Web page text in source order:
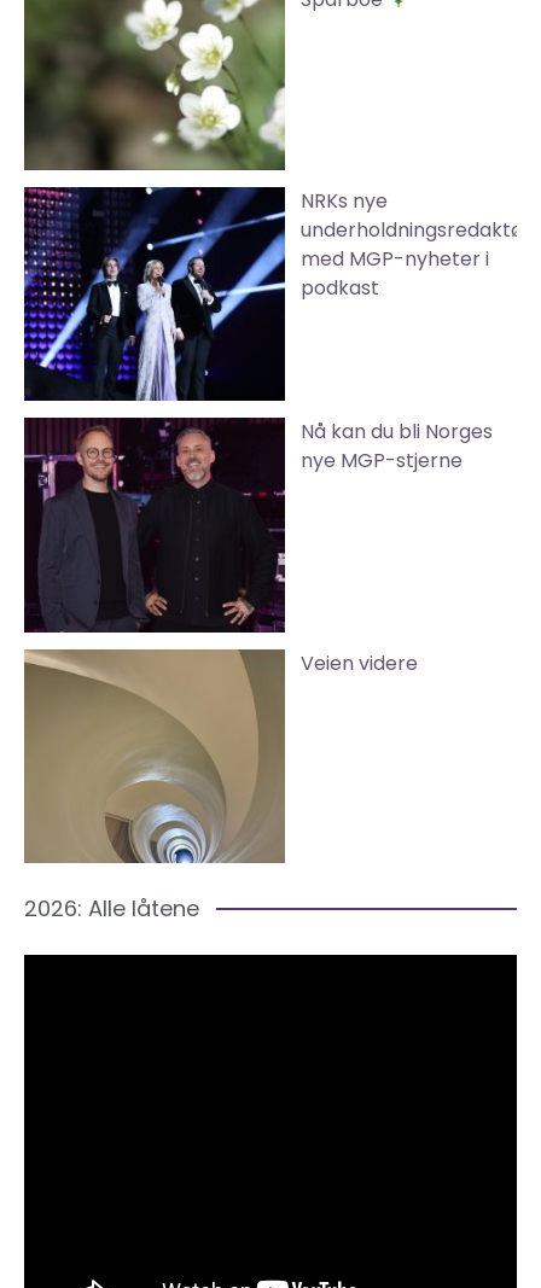
NRKs nye
underholdningsredaktør
med MGP-nyheter i
podkast
Nå kan du bli Norges
nye MGP-stjerne
Veien videre
2026: Alle låtene